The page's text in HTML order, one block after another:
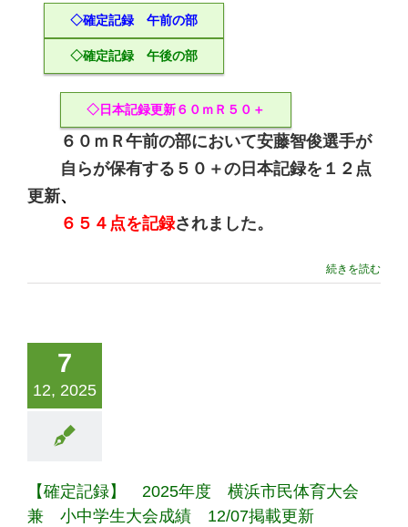
◇確定記録 午前の部
◇確定記録 午後の部
◇日本記録更新６０ｍＲ５０＋
６０ｍＲ午前の部において安藤智俊選手が
自らが保有する５０＋の日本記録を１２点
更新、
６５４点を記録されました。
続きを読む
7
12, 2025
【確定記録】 2025年度 横浜市民体育大会
兼 小中学生大会成績 12/07掲載更新